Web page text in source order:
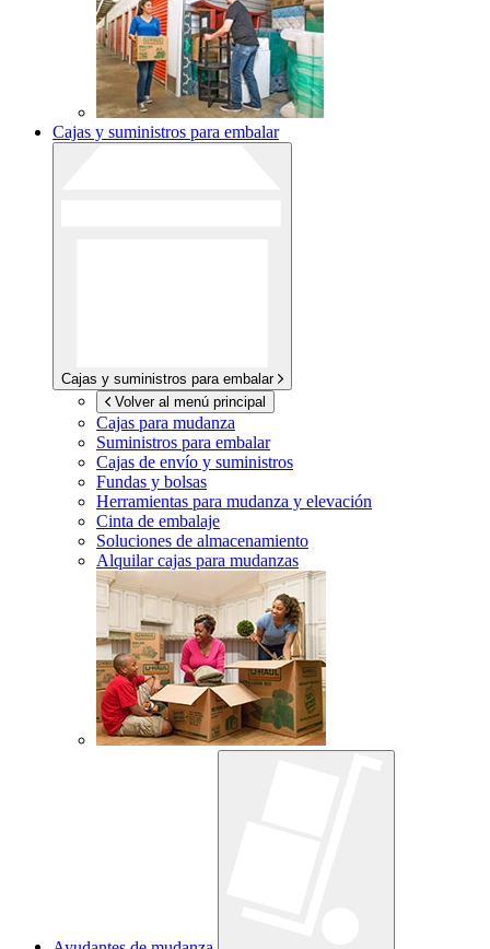
Cajas y suministros para embalar
Cajas y suministros para embalar
Volver al menú principal
Cajas para mudanza
Suministros para embalar
Cajas de envío y suministros
Fundas y bolsas
Herramientas para mudanza y elevación
Cinta de embalaje
Soluciones de almacenamiento
Alquilar cajas para mudanzas